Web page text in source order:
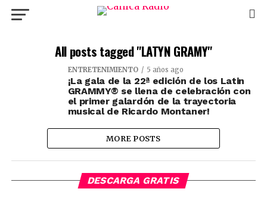
All posts tagged "LATYN GRAMY"
ENTRETENIMIENTO 5 años ago
¡La gala de la 22ª edición de los Latin
GRAMMY® se llena de celebración con
el primer galardón de la trayectoria
musical de Ricardo Montaner!
MORE POSTS
DESCARGA GRATIS